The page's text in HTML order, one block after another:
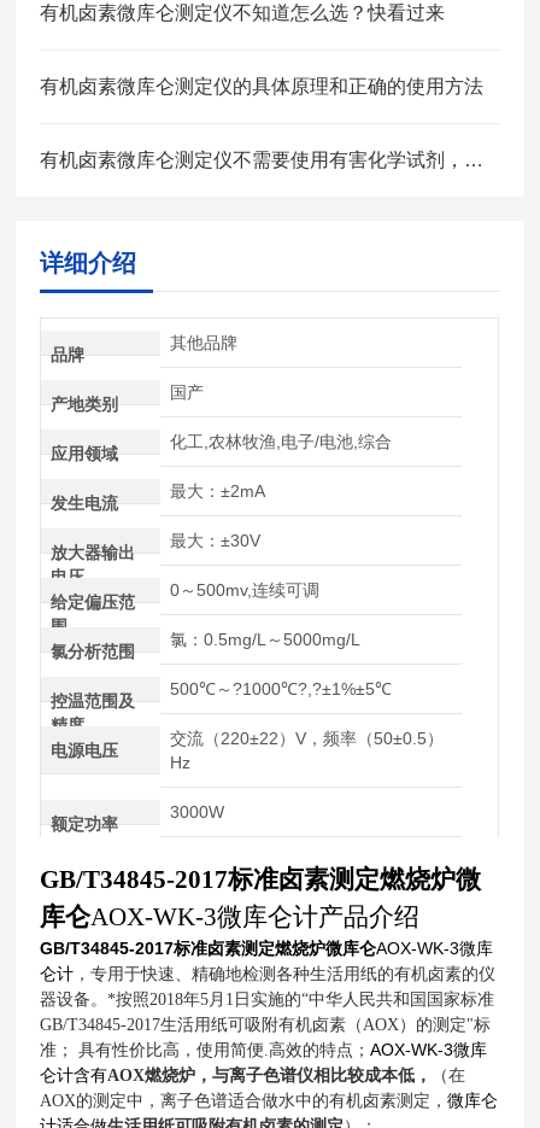
有机卤素微库仑测定仪不知道怎么选？快看过来
有机卤素微库仑测定仪的具体原理和正确的使用方法
有机卤素微库仑测定仪不需要使用有害化学试剂，对环境友好
详细介绍
品牌
其他品牌
产地类别
国产
应用领域
化工,农林牧渔,电子/电池,综合
发生电流
最大：±2mA
放大器输出
电压
最大：±30V
给定偏压范
围
0～500mv,连续可调
氯分析范围
氯：0.5mg/L～5000mg/L
控温范围及
精度
500℃～?1000℃?,?±1%±5℃
电源电压
交流（220±22）V，频率（50±0.5）
Hz
额定功率
3000W
GB/T34845-2017标准卤素测定燃烧炉微
库仑AOX-WK-3微库仑计产品介绍
GB/T34845-2017标准卤素测定燃烧炉微库仑AOX-WK-3微库
仑计 ，专用于快速、精确地检测各种生活用纸的有机卤素的仪
器设备。*按照2018年5 月 1 日实施的“中华人民共和国国家标准
GB/T34845-2017生活用纸可吸附有机卤素（ AOX ）的测定"标
准；
具有性价比高，使用简便 .高效的特点；AOX-WK-3微库
仑计含有AOX燃烧炉，与离子色谱仪相比较成本低，
（在
AOX的测定中，离子色谱适合做水中的有机卤素测定，微库仑